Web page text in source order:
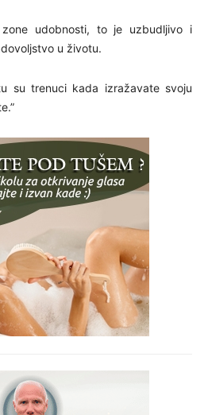
udobnosti, to je uzbudljivo i
u životu.
su trenuci kada izražavate svoju